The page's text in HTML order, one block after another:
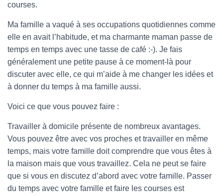
courses.
Ma famille a vaqué à ses occupations quotidiennes comme
elle en avait l’habitude, et ma charmante maman passe de
temps en temps avec une tasse de café :-). Je fais
généralement une petite pause à ce moment-là pour
discuter avec elle, ce qui m’aide à me changer les idées et
à donner du temps à ma famille aussi.
Voici ce que vous pouvez faire :
Travailler à domicile présente de nombreux avantages.
Vous pouvez être avec vos proches et travailler en même
temps, mais votre famille doit comprendre que vous êtes à
la maison mais que vous travaillez. Cela ne peut se faire
que si vous en discutez d’abord avec votre famille. Passer
du temps avec votre famille et faire les courses est